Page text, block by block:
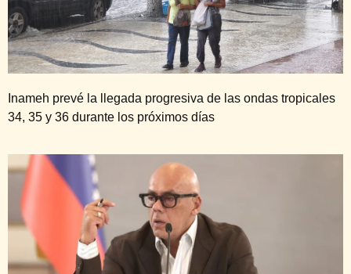
Inameh prevé la llegada progresiva de las ondas tropicales
34, 35 y 36 durante los próximos días